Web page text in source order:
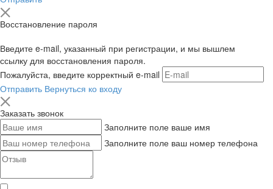
Восстановление пароля
Введите e-mail, указанный при регистрации, и мы вышлем
ссылку для восстановления пароля.
Пожалуйста, введите корректный e-mail
Отправить Вернуться ко входу
Заказать звонок
Заполните поле ваше имя
Заполните поле ваш номер телефона